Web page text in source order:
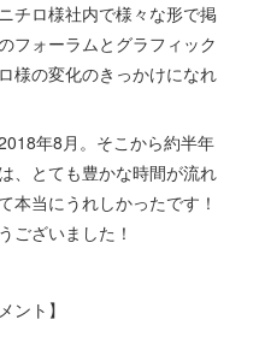
チロ様社内で様々な形で掲
フォーラムとグラフィック
様の変化のきっかけになれ
年8月。そこから約半年
、とても豊かな時間が流れ
本当にうれしかったです！
ございました！
ント】